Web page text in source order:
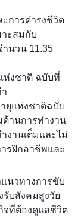
การดำรงชีวิต
ะสมกับ
นวน 11.35
ห่งชาติ ฉบับที่
ยุแห่งชาติฉบับ
ด้านการทำงาน
งานเต็มและไม่
รฝึกอาชีพและ
นวทางการขับ
รับสังคมสูงวัย
จที่ต้องดูแลชีวิต